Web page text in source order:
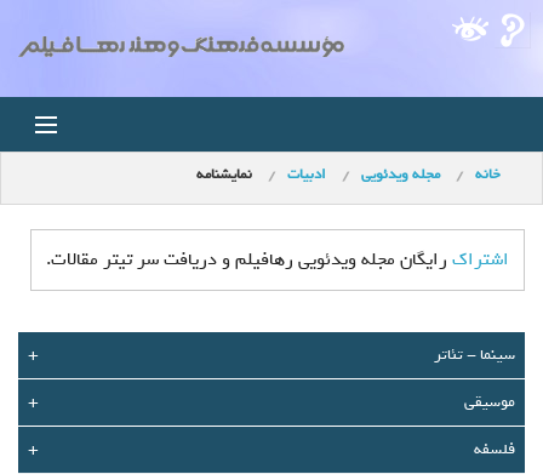
خانه
فروشگاه
مجله ویدئویی
خانه مجله ویدئویی ادبیات نمایشنامه
اشتراک رایگان مجله ویدئویی رهافیلم و دریافت سر تیتر مقالات.
سينما - تئاتر
+
موسیقی
+
فلسفه
+